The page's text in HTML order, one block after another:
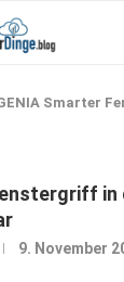
Smarter
in
9. November